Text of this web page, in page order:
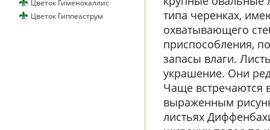
типа черенках,
охватывающего
приспособления,
запасы влаги.
украшение. Они
Чаще встречаются
выраженным
листьях
Цветок Гименокаллис
Цветок Гиппеаструм